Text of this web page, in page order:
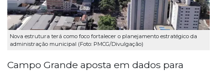
Nova estrutura terá como foco fortalecer o planejamento estratégico da
administração municipal (Foto: PMCG/Divulgação)
Campo Grande aposta em dados para